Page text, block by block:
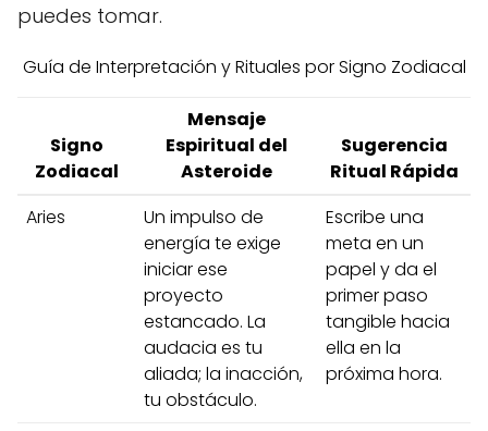
puedes tomar.
Guía de Interpretación y Rituales por Signo Zodiacal
Signo
Zodiacal
Mensaje
Espiritual del
Asteroide
Sugerencia
Ritual Rápida
Aries
Un impulso de
energía te exige
iniciar ese
proyecto
estancado. La
audacia es tu
aliada; la inacción,
tu obstáculo.
Escribe una
meta en un
papel y da el
primer paso
tangible hacia
ella en la
próxima hora.